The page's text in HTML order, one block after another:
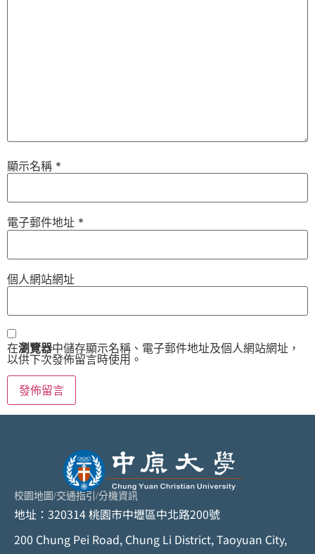
顯示名稱 *
電子郵件地址 *
個人網站網址
在瀏覽器中儲存顯示名稱、電子郵件地址及個人網站網址，
以供下次發佈留言時使用。
校園地圖/交通指引 /分機資訊
地址：320314 桃園市中壢區中北路200號
200 Chung Pei Road, Chung Li District, Taoyuan City,